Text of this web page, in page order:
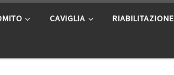
CAVIGLIA RIABILITAZIONE